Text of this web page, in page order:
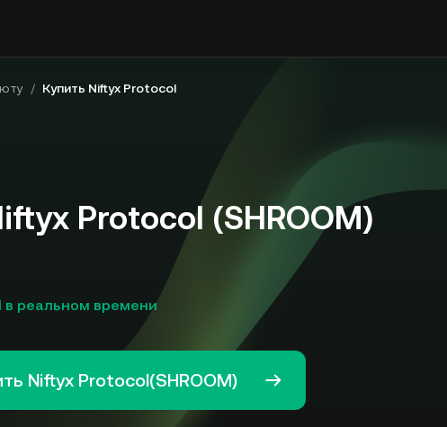
/ Купить Niftyx Protocol
Protocol (SHROOM)
в реальном времени
Niftyx Protocol(SHROOM)